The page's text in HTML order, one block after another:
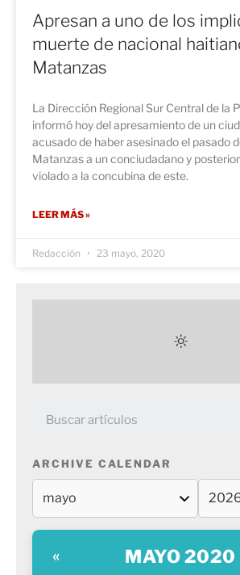
Apresan a uno de los
muerte de nacional
Matanzas
La Dirección Regional Sur Central de la
informó hoy del apresamiento de un
acusado de haber asesinado el pasado
Matanzas a un conciudadano y
violado a la concubina de este.
LEER MÁS »
Redacción 23 mayo, 2020
ARCHIVE CALENDAR
« MAYO 2020